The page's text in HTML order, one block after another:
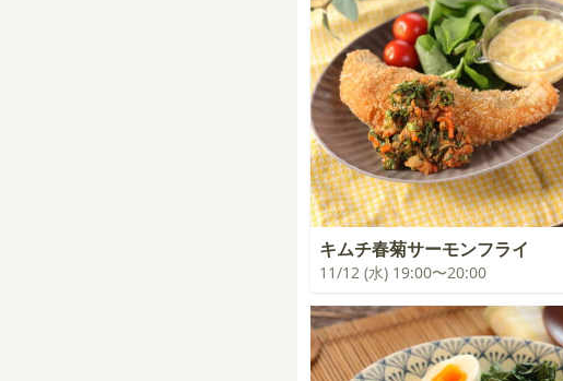
キムチ春菊サーモンフライ
11/12 (水) 19:00〜20:00